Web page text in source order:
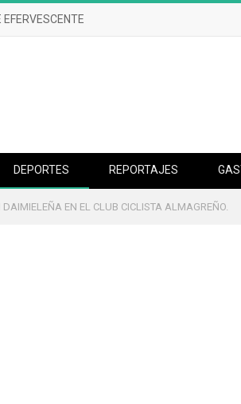
DEPORTES REPORTAJES
DAIMIELEÑA EN EL CLUB CICLISTA ALMAGREÑO.